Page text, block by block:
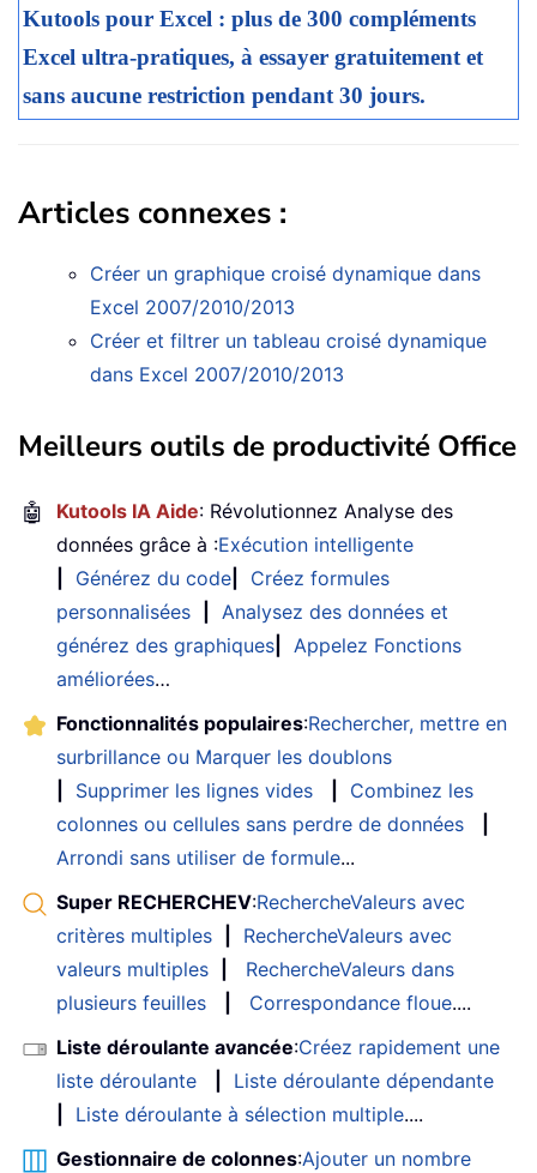
Kutools pour Excel : plus de 300 compléments
Excel ultra-pratiques, à essayer gratuitement et
sans aucune restriction pendant 30 jours.
Articles connexes :
Créer un graphique croisé dynamique dans
Excel 2007/2010/2013
Créer et filtrer un tableau croisé dynamique
dans Excel 2007/2010/2013
Meilleurs outils de productivité Office
🤖 Kutools IA Aide: Révolutionnez Analyse des
données grâce à :Exécution intelligente
Générez du code
Créez formules
personnalisées
Analysez des données et
générez des graphiques
Appelez Fonctions
améliorées…
Fonctionnalités populaires:Rechercher, mettre en
surbrillance ou Marquer les doublons
Supprimer les lignes vides
Combinez les
colonnes ou cellules sans perdre de données
Arrondi sans utiliser de formule...
Super RECHERCHEV:RechercheValeurs avec
critères multiples
RechercheValeurs avec
valeurs multiples
RechercheValeurs dans
plusieurs feuilles
Correspondance floue....
Liste déroulante avancée:Créez rapidement une
liste déroulante
Liste déroulante dépendante
Liste déroulante à sélection multiple....
Gestionnaire de colonnes:Ajouter un nombre